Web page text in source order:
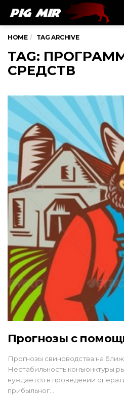
HOME TAG ARCHIVE
TAG:
СРЕДСТВ
Прогнозы с
Прогнозы свиноводства на
Нестабильность конъюнктуры
нуждается в проведении
прибыльног…